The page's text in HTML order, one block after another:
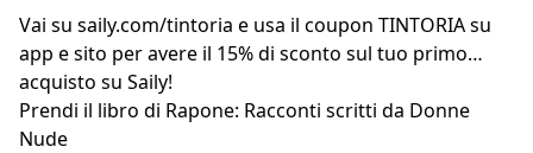
Vai su saily.com/tintoria e usa il coupon TINTORIA su
app e sito per avere il 15% di sconto sul tuo primo
acquisto su Saily!
Prendi il libro di Rapone: Racconti scritti da Donne
Nude